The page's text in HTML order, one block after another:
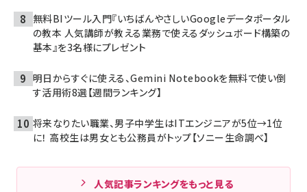
無料BIツール入門『いちばんやさしいGoogleデータポータル
の教本 人気講師が教える業務で使えるダッシュボード構築の
基本』を3名様にプレゼント
明日からすぐに使える、Gemini Notebookを無料で使い倒
す活用術8選【週間ランキング】
将来なりたい職業、男子中学生はITエンジニアが5位→1位
に！ 高校生は男女とも公務員がトップ【ソニー生命調べ】
人気記事ランキングをもっと見る